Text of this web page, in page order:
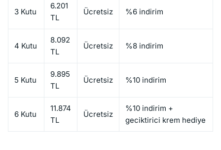
3 Kutu
6.201
TL
Ücretsiz %6 indirim
4 Kutu
8.092
TL
Ücretsiz %8 indirim
5 Kutu
9.895
TL
Ücretsiz %10 indirim
6 Kutu
11.874
TL
Ücretsiz
%10 indirim +
geciktirici krem hediye